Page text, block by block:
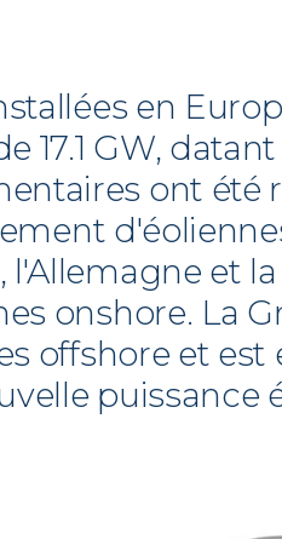
en
17.1 GW,
ont été
l'Allemagne et
onshore. La
offshore et
puissance